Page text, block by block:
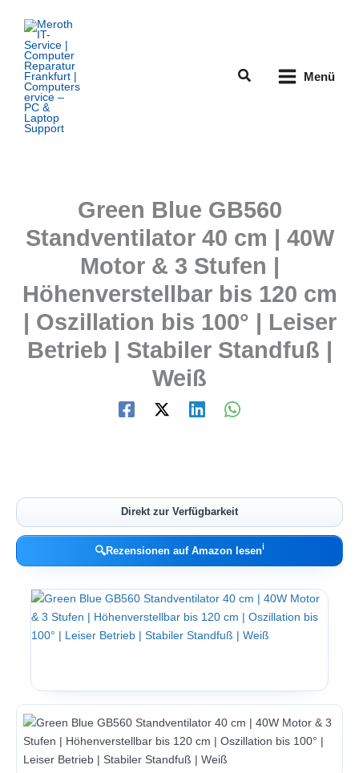
Inhalt
springen
Suchen Menü
Green Blue GB560
Standventilator 40 cm | 40W
Motor & 3 Stufen |
Höhenverstellbar bis 120 cm
| Oszillation bis 100° | Leiser
Betrieb | Stabiler Standfuß |
Weiß
Direkt zur Verfügbarkeit
🔍Rezensionen auf Amazon lesenℹ︎